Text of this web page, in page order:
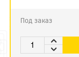
Под заказ